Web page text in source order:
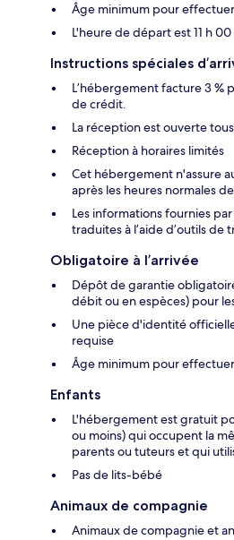
Âge minimum pour
L'heure de départ est 11 h 00
Instructions spéciales
L’hébergement facture 3 %
de crédit.
La réception est ouverte
Réception à horaires limités
Cet hébergement n'assure
après les heures normales
Les informations fournies
traduites à l’aide d’outils
Obligatoire à l’arrivée
Dépôt de garantie
débit ou en espèces) pour
Une pièce d'identité
requise
Âge minimum pour
Enfants
L'hébergement est gratuit
ou moins) qui occupent la
parents ou tuteurs et qui
Pas de lits-bébé
Animaux de compagnie
Animaux de compagnie et